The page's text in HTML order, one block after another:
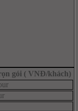
gói ( VNĐ/khách)